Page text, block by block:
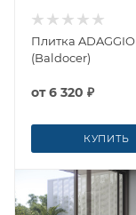
Плитка ADAGGIO
(Baldocer)
от6 320 ₽
КУПИТЬ